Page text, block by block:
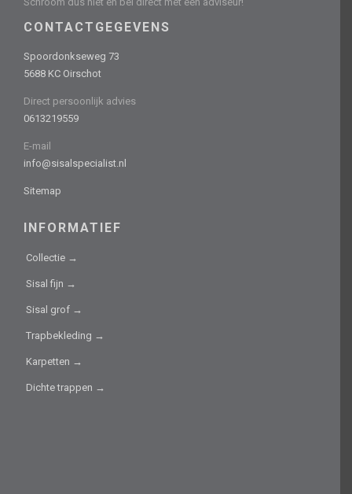
CONTACTGEGEVENS
Spoordonkseweg 73
5688 KC Oirschot
Direct persoonlijk advies
0613219559
E-mail
info@sisalspecialist.nl
Sitemap
INFORMATIEF
Collectie →
Sisal fijn →
Sisal grof →
Trapbekleding →
Karpetten →
Dichte trappen →